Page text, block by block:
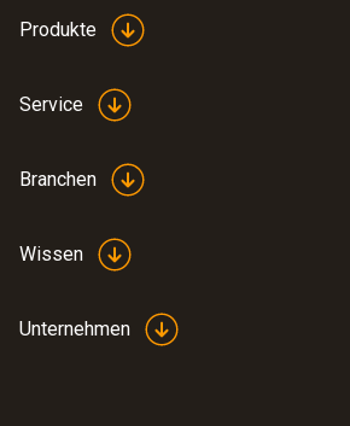
Produkte
Service
Branchen
Wissen
Unternehmen